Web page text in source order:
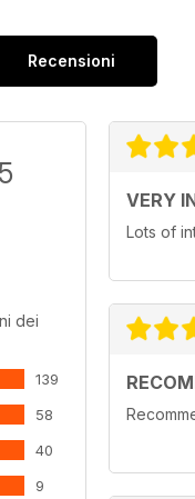
Recensioni
dei
139
58
40
9
VERY
Lots of